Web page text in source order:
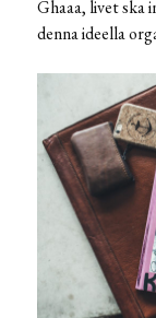
Ghaaa, livet ska
denna ideella